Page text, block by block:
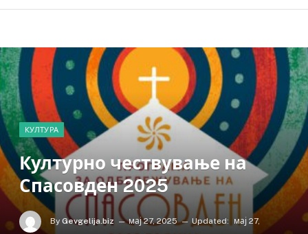
КУЛТУРА
Културно чествување на
Спасовден 2025
By Gevgelija.biz мај 27, 2025 Updated:
мај 27,